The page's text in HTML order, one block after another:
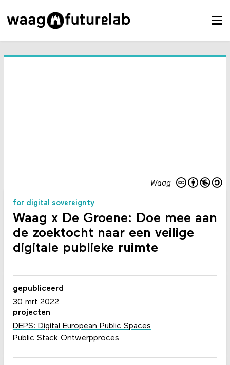
Waag
for digital sovereignty
Waag x De Groene: Doe mee aan
de zoektocht naar een veilige
digitale publieke ruimte
gepubliceerd
30 mrt 2022
projecten
DEPS: Digital European Public Spaces
Public Stack Ontwerpproces